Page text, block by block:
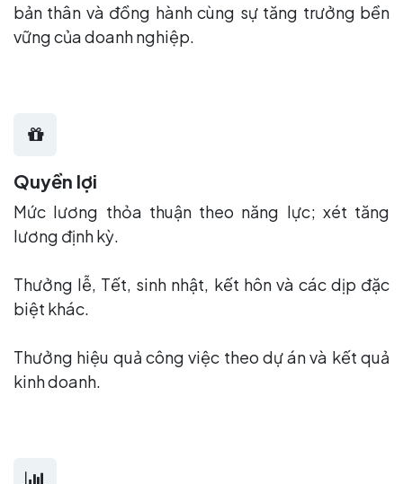
bản thân và đồng hành cùng sự tăng trưởng bền
vững của doanh nghiệp.
Quyền lợi
Mức lương thỏa thuận theo năng lực; xét tăng
lương định kỳ.
Thưởng lễ, Tết, sinh nhật, kết hôn và các dịp đặc
biệt khác.
Thưởng hiệu quả công việc theo dự án và kết quả
kinh doanh.